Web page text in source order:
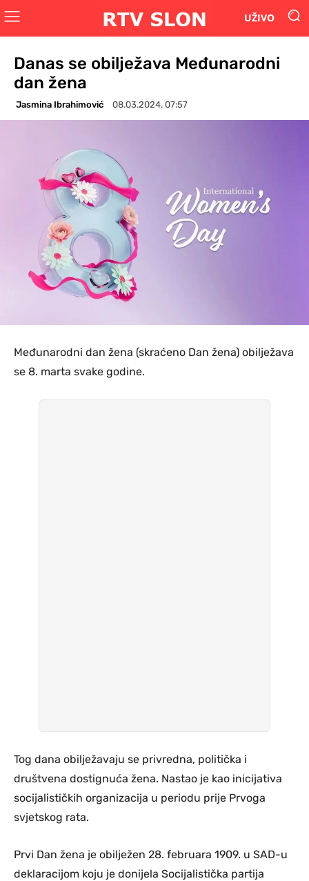
UŽIVO
Danas se obilježava Međunarodni
dan žena
Jasmina Ibrahimović 08.03.2024. 07:57
Međunarodni dan žena (skraćeno Dan žena) obilježava
se 8. marta svake godine.
Tog dana obilježavaju se privredna, politička i
društvena dostignuća žena. Nastao je kao inicijativa
socijalističkih organizacija u periodu prije Prvoga
svjetskog rata.
Prvi Dan žena je obilježen 28. februara 1909. u SAD-u
deklaracijom koju je donijela Socijalistička partija